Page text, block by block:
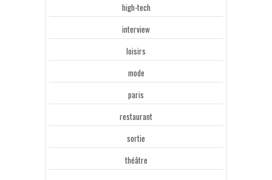
high-tech
interview
loisirs
mode
paris
restaurant
sortie
théâtre